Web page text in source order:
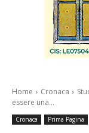
Home Cronaca
essere una...
Cronaca Prima Pagina